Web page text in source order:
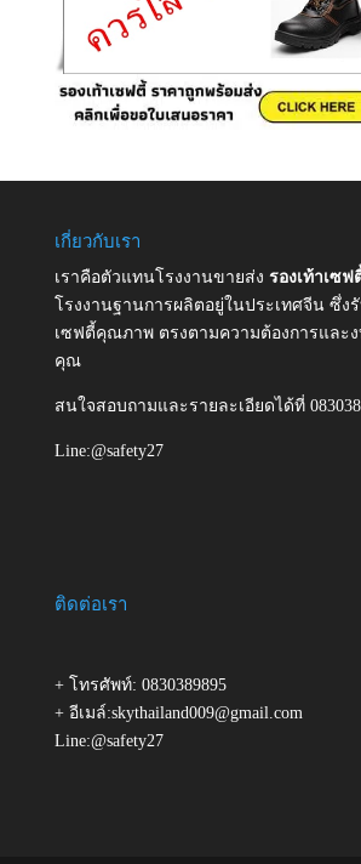
เกี่ยวกับเรา
เราคือตัวแทนโรงงานขายส่ง รองเท้าเซฟ
โรงงานฐานการผลิตอยู่ในประเทศจีน ซึ่ง
เซฟตี้คุณภาพ ตรงตามความต้องการและ
คุณ
สนใจสอบถามและรายละเอียดได้ที่
Line:@safety27
ติดต่อเรา
+ โทรศัพท์: 0830389895
+ อีเมล์:skythailand009@gmail.com
Line:@safety27